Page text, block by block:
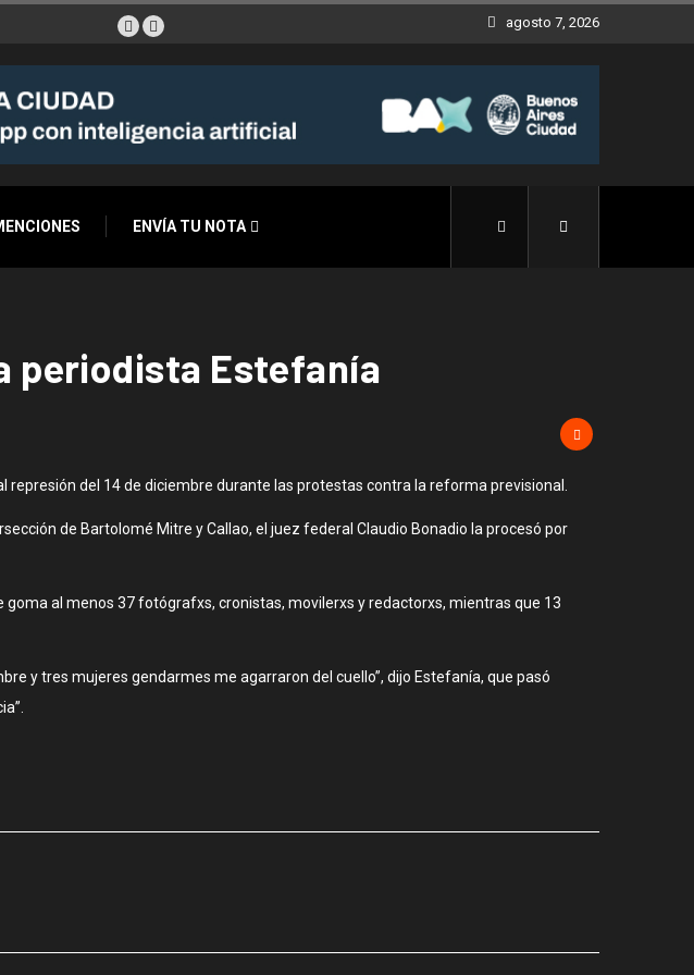
agosto 7, 2026
ENVÍA TU NOTA
periodista Estefanía
del 14 de diciembre durante las protestas contra la reforma previsional.
de Bartolomé Mitre y Callao, el juez federal Claudio Bonadio la procesó por
al menos 37 fotógrafxs, cronistas, movilerxs y redactorxs, mientras que 13
y tres mujeres gendarmes me agarraron del cuello”, dijo Estefanía, que pasó